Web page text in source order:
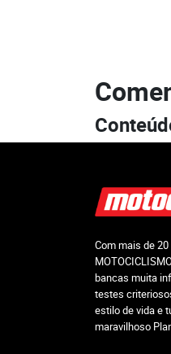
Com mais de
bancas muita
testes
estilo de vida e
maravilhoso